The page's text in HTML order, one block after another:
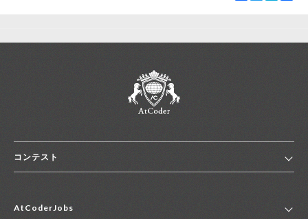
コンテスト
コンテスト一覧
AtCoderJobs